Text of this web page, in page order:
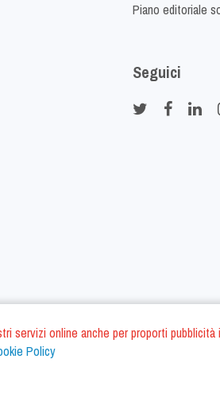
servizi online anche per proporti
Policy
Piano editoriale
Seguici
- All Rights Reserved